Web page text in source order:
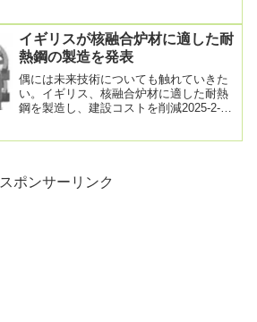
イギリスが核融合炉材に適した耐
熱鋼の製造を発表
偶には未来技術についても触れていきた
い。イギリス、核融合炉材に適した耐熱
鋼を製造し、建設コストを削減2025-2-14
スポンサーリンク